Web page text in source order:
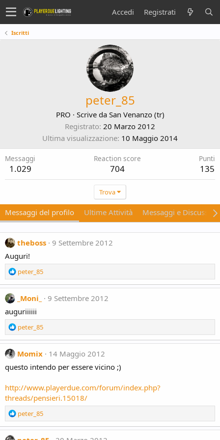
Accedi Registrati
Iscritti
peter_85
PRO · Scrive da San Venanzo (tr)
Registrato 20 Marzo 2012
Ultima visualizzazione 10 Maggio 2014
Messaggi
1.029
Reaction score
704
Punti
135
Trova
Messaggi del profilo Ultime Attività Messaggi e
theboss
9 Settembre 2012
Auguri!
R
e
a
i
o
n
s
:
peter_85
_Moni_
9 Settembre 2012
auguriiiiii
R
e
a
c
i
n
s
:
peter_85
Momix
14 Maggio 2012
questo intendo per essere vicino ;)
http://www.playerdue.com/forum/index.php?
threads/pensieri.15018/
R
e
a
peter_85